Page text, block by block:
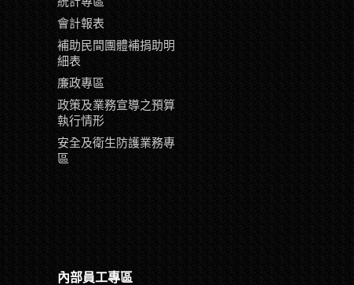
會計報表
補助民間團體補捐助明
細表
廉政專區
政策及業務宣導之預算
執行情形
安全及衛生防護業務專
區
內部員工專區